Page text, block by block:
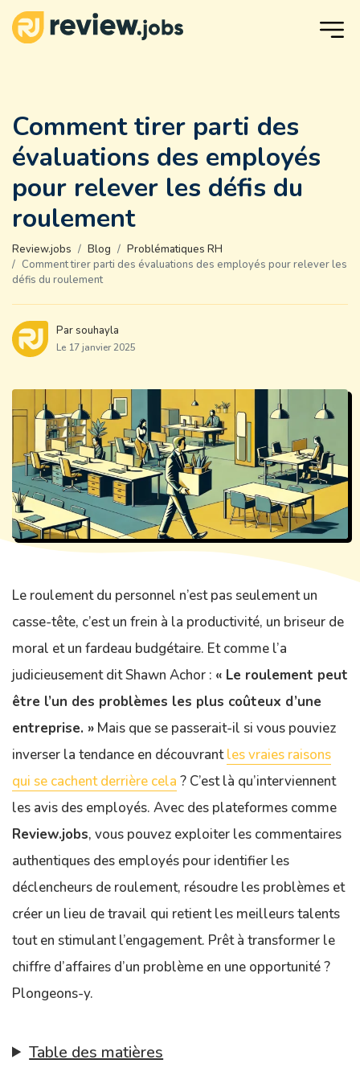
Comment tirer parti des
évaluations des employés
pour relever les défis du
roulement
Review.jobs Blog
Problématiques RH
Comment tirer parti des évaluations des employés pour relever les
défis du roulement
Par souhayla
Le 17 janvier 2025
Le roulement du personnel n’est pas seulement un
casse-tête, c’est un frein à la productivité, un briseur de
moral et un fardeau budgétaire. Et comme l’a
judicieusement dit Shawn Achor : « Le roulement peut
être l’un des problèmes les plus coûteux d’une
entreprise. » Mais que se passerait-il si vous pouviez
inverser la tendance en découvrantles vraies raisons
qui se cachent derrière cela ? C’est là qu’interviennent
les avis des employés. Avec des plateformes comme
Review.jobs, vous pouvez exploiter les commentaires
authentiques des employés pour identifier les
déclencheurs de roulement, résoudre les problèmes et
créer un lieu de travail qui retient les meilleurs talents
tout en stimulant l’engagement. Prêt à transformer le
chiffre d’affaires d’un problème en une opportunité ?
Plongeons-y.
Table des matières